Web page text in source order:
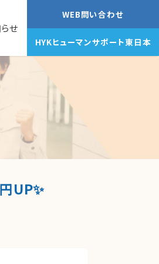
せ
WEB問い合わせ
HYKヒューマンサポート東日本
UP✨